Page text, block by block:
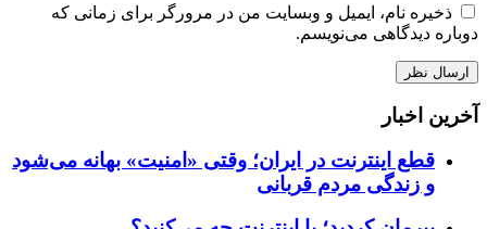
ذخیره نام، ایمیل و وبسایت من در مرورگر برای زمانی که
دوباره دیدگاهی می‌نویسم.
آخرین اخبار
قطع اینترنت در ایران؛ وقتی «امنیت» بهانه می‌شود
و زندگی مردم قربانی